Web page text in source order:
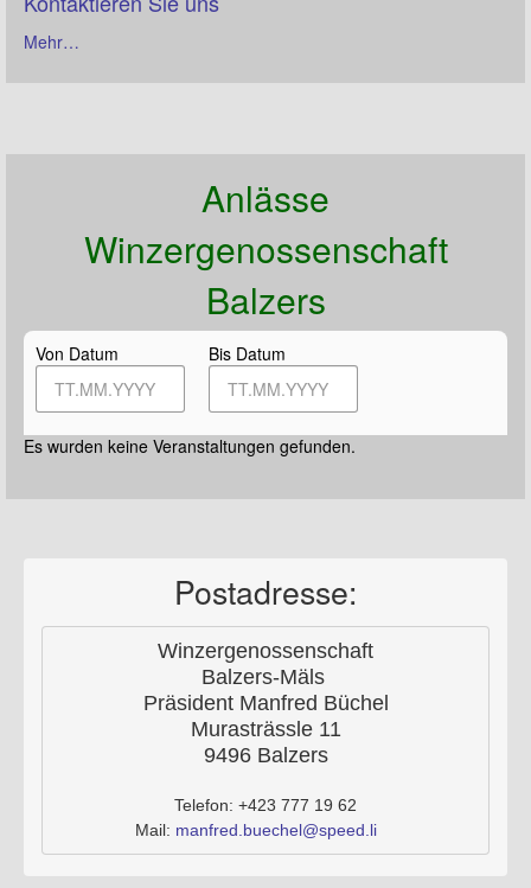
Mehr…
Anlässe
Winzergenossenschaft
Balzers
Von Datum Bis Datum
Es wurden keine Veranstaltungen gefunden.
Postadresse:
Winzergenossenschaft
Balzers-Mäls
Präsident Manfred Büchel
Murasträssle 11
9496 Balzers
Telefon: +423 777 19 62
Mail: manfred.buechel@speed.li